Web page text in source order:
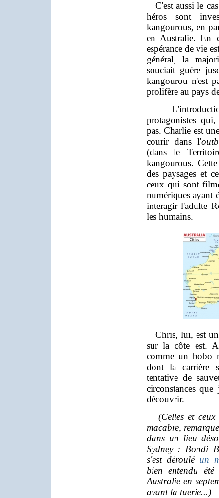
C'est aussi le
héros sont
kangourous, en
en Australie. En
espérance de vie
général, la
souciait guère
kangourou n'est
prolifère au pays
protagonistes
pas. Charlie est
courir dans l'
(dans le
kangourous.
des paysages et
ceux qui sont
numériques ayant
interagir l'adulte
les humains.
Chris, lui, est un
sur la côte est.
comme un bobo
dont la carrière
tentative de
circonstances
découvrir.
(Celles et ceux
macabre,
dans un lieu
Sydney : Bondi
s'est déroulé un
bien entendu
Australie en
avant la tuerie...)